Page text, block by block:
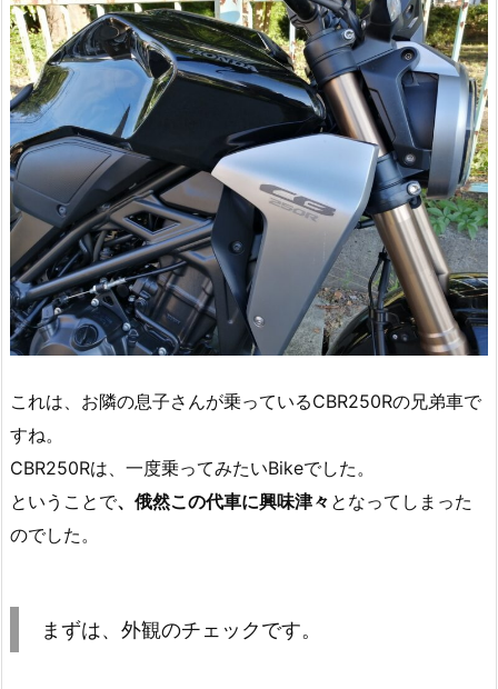
これは、お隣の息子さんが乗っているCBR250Rの兄弟車で
すね。
CBR250Rは、一度乗ってみたいBikeでした。
ということで、俄然この代車に興味津々 となってしまった
のでした。
まずは、外観のチェックです。